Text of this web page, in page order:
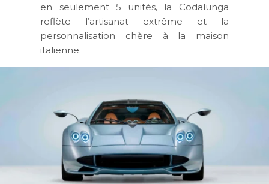
en seulement 5 unités, la Codalunga
reflète l’artisanat extrême et la
personnalisation chère à la maison
italienne.